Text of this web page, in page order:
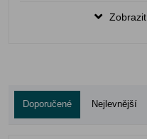
Zobrazit
Doporučené Nejlevnější